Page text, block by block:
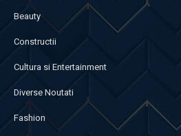
Beauty
Constructii
Cultura si Entertainment
Diverse Noutati
Fashion